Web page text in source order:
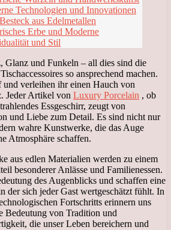
Technologien und Innovationen
aus Edelmetallen
Erbe und Moderne
und Stil
Glanz und Funkeln – all dies sind die
so ansprechend machen.
und verleihen ihr einen Hauch von
Jeder Artikel von Luxury Porcelain , ob
Essgeschirr, zeugt von
und Liebe zum Detail. Es sind nicht nur
wahre Kunstwerke, die das Auge
Atmosphäre schaffen.
aus edlen Materialien werden zu einem
besonderer Anlässe und Familienessen.
des Augenblicks und schaffen eine
der sich jeder Gast wertgeschätzt fühlt. In
Fortschritts erinnern uns
Bedeutung von Tradition und
die unser Leben bereichern und